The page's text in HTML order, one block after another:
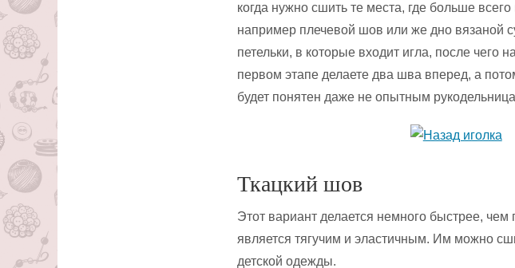
когда нужно сшить те места, где больше
например плечевой шов или же дно вязаной
петельки, в которые входит игла, после чего
первом этапе делаете два шва вперед, а
будет понятен даже не опытным
Ткацкий шов
Этот вариант делается немного быстрее,
является тягучим и эластичным. Им можно
детской одежды.